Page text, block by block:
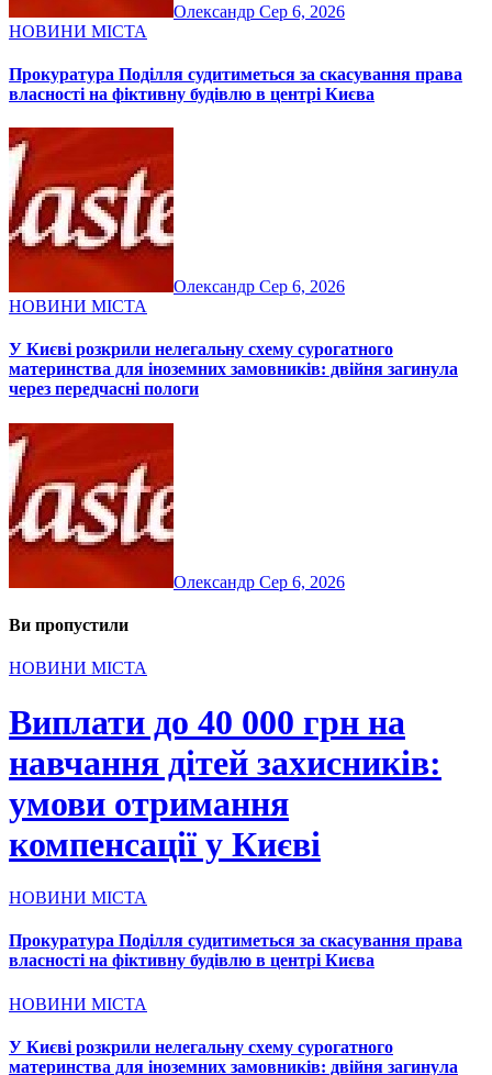
Олександр Сер 6, 2026
НОВИНИ МІСТА
Прокуратура Поділля судитиметься за скасування права
власності на фіктивну будівлю в центрі Києва
Олександр Сер 6, 2026
НОВИНИ МІСТА
У Києві розкрили нелегальну схему сурогатного
материнства для іноземних замовників: двійня загинула
через передчасні пологи
Олександр Сер 6, 2026
Ви пропустили
НОВИНИ МІСТА
Виплати до 40 000 грн на
навчання дітей захисників:
умови отримання
компенсації у Києві
НОВИНИ МІСТА
Прокуратура Поділля судитиметься за скасування права
власності на фіктивну будівлю в центрі Києва
НОВИНИ МІСТА
У Києві розкрили нелегальну схему сурогатного
материнства для іноземних замовників: двійня загинула